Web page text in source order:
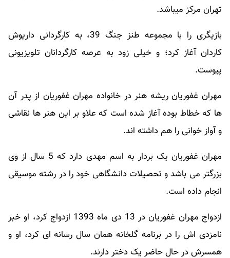
تهران مرکز میباشد.
بازیگری را با مجموعه طنز جنگ 39، به کارگردانی داریوش
کاردان آغاز کرد؛ و خیلی زود به عرصه کارگردانان تلویزیونی
پیوست.
مهران غفوریان ریشه هنر در خانواده مهران غفوریان از پدر آن
ها که خطاط بوده آغاز شده است که علاو بر این هنر ها نقاشی
و آواز خوانی را هم داشته اند.
مهران غفوریان یک بردار به اسم مهدی دارد که 5 سال از وی
بزرگتر می باشد و تحصیلات دانشگاهی خود را در رشته موسیقی
انجام داده است.
ازدواج مهران غفوریان در 13 دی ماه 1393 ازدواج کرد، او خبر
نامزدی اش را در برنامه گلخانه همان سال رسانه ای کرد، او و
همسرش در حال حاضر یک دختر دارند.